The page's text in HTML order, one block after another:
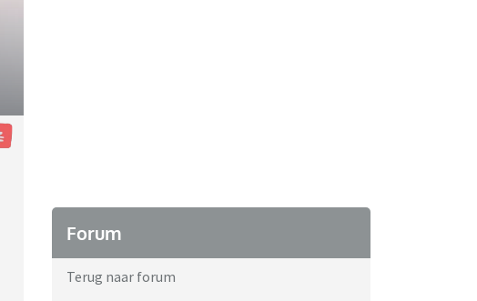
Forum
Terug naar forum